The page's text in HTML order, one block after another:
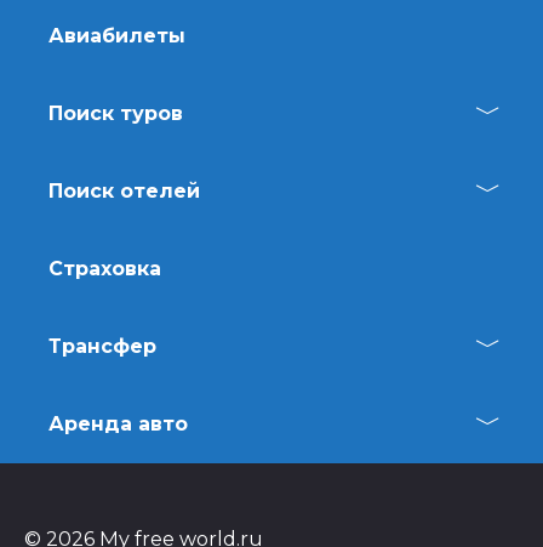
Авиабилеты
Поиск туров
Поиск отелей
Страховка
Трансфер
Аренда авто
© 2026 My free world.ru